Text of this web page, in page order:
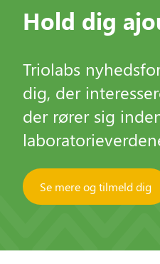
Hold dig
Triolabs
dig, der
der rører sig
Se mere og tilmeld dig